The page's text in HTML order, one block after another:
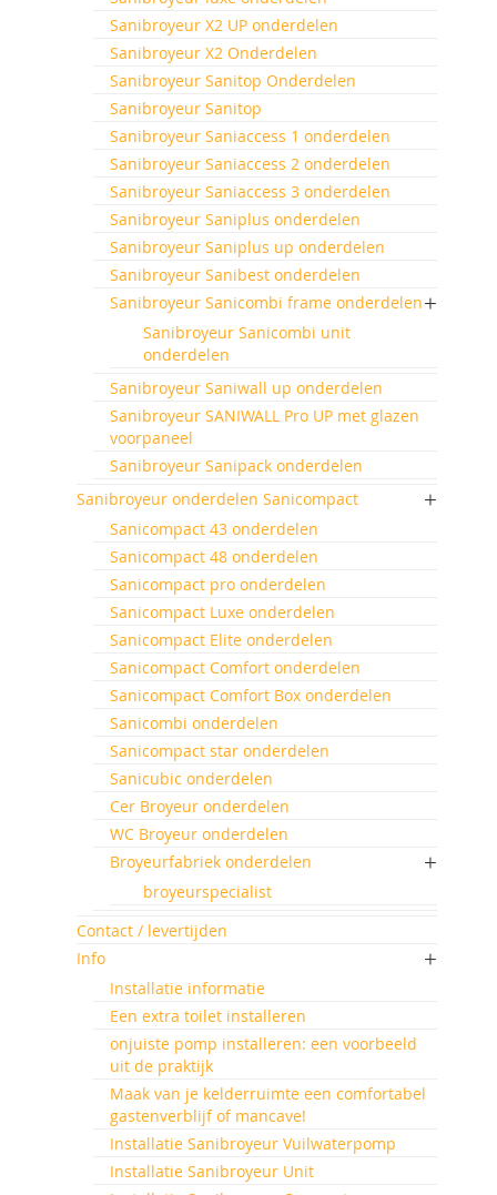
Sanibroyeur X2 UP onderdelen
Sanibroyeur X2 Onderdelen
Sanibroyeur Sanitop Onderdelen
Sanibroyeur Sanitop
Sanibroyeur Saniaccess 1 onderdelen
Sanibroyeur Saniaccess 2 onderdelen
Sanibroyeur Saniaccess 3 onderdelen
Sanibroyeur Saniplus onderdelen
Sanibroyeur Saniplus up onderdelen
Sanibroyeur Sanibest onderdelen
Sanibroyeur Sanicombi frame onderdelen
Sanibroyeur Sanicombi unit
onderdelen
Sanibroyeur Saniwall up onderdelen
Sanibroyeur SANIWALL Pro UP met glazen
voorpaneel
Sanibroyeur Sanipack onderdelen
Sanibroyeur onderdelen Sanicompact
Sanicompact 43 onderdelen
Sanicompact 48 onderdelen
Sanicompact pro onderdelen
Sanicompact Luxe onderdelen
Sanicompact Elite onderdelen
Sanicompact Comfort onderdelen
Sanicompact Comfort Box onderdelen
Sanicombi onderdelen
Sanicompact star onderdelen
Sanicubic onderdelen
Cer Broyeur onderdelen
WC Broyeur onderdelen
Broyeurfabriek onderdelen
broyeurspecialist
Contact / levertijden
Info
Installatie informatie
Een extra toilet installeren
onjuiste pomp installeren: een voorbeeld
uit de praktijk
Maak van je kelderruimte een comfortabel
gastenverblijf of mancave!
Installatie Sanibroyeur Vuilwaterpomp
Installatie Sanibroyeur Unit